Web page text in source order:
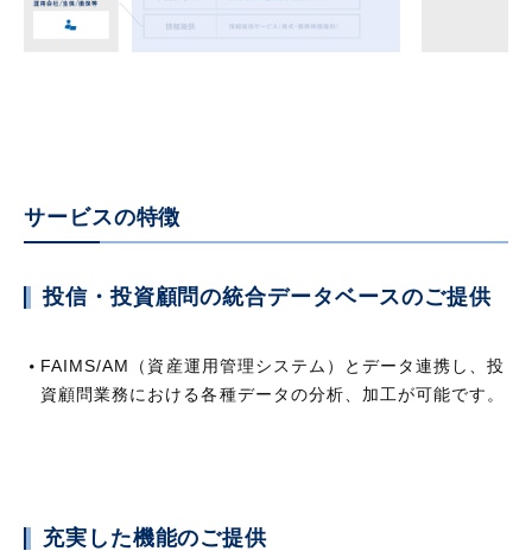
サービスの特徴
投信・投資顧問の統合データベースのご提供
FAIMS/AM（資産運用管理システム）とデータ連携し、投
資顧問業務における各種データの分析、加工が可能です。
充実した機能のご提供